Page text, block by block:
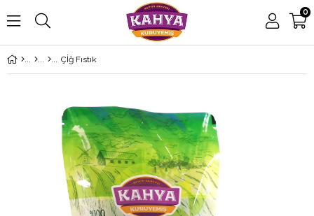
0
Çİğ Fıstık